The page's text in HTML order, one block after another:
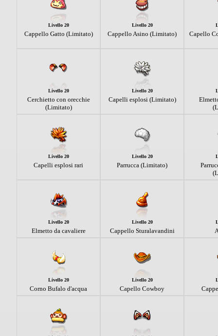
Livello 20
Cappello Gatto (Limitato)
Livello 20
Cappello Asino (Limitato) Capello
Livello 20
Cerchietto con orecchie
(Limitato)
Livello 20
Capelli esplosi (Limitato)
Livello 20
Capelli esplosi rari
Livello 20
Parrucca (Limitato)
Livello 20
Elmetto da cavaliere
Livello 20
Cappello Sturalavandini
Livello 20
Corno Bufalo d'acqua
Livello 20
Capello Cowboy